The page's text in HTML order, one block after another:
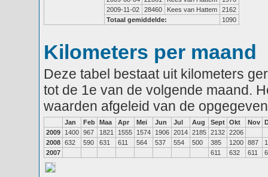
2009-11-02
28460 Kees van Hattem
2162
Totaal gemiddelde:
1090
Kilometers per maand
Deze tabel bestaat uit kilometers
tot de 1e van de volgende maand.
waarden afgeleid van de
Jan Feb Maa Apr Mei Jun Jul Aug Sept Okt Nov
2009
1400 967 1821 1555 1574 1906 2014 2185 2132 2206
2008 632 590 631 611 564 537 554 500 385 1200 887
2007
611 632 611